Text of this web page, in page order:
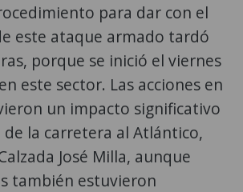
para dar con el
este ataque armado tardó
porque se inició el viernes
este sector. Las acciones en
un impacto significativo
la carretera al Atlántico,
José Milla, aunque
también estuvieron